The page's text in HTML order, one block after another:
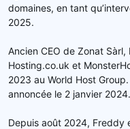
domaines, en tant
2025.
Ancien CEO de Zonat
Hosting.co.uk et
2023 au World Host
annoncée le 2 janvier 2024.
Depuis août 2024, Freddy